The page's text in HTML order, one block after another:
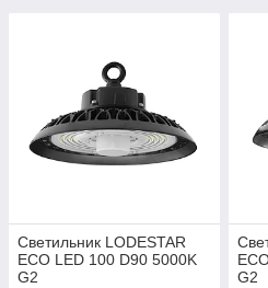
Светильник LODESTAR
ECO LED 100 D90 5000K
G2
G2